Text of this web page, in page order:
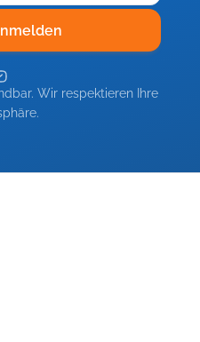
Wir respektieren Ihre